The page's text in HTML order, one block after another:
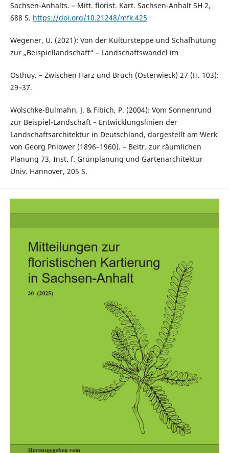
Sachsen-Anhalts. – Mitt. florist. Kart. Sachsen-Anhalt SH 2,
688 S. https://doi.org/10.21248/mfk.425
Wegener, U. (2021): Von der Kultursteppe und Schafhutung
zur „Beispiellandschaft“ – Landschaftswandel im
Osthuy. – Zwischen Harz und Bruch (Osterwieck) 27 (H. 103):
29–37.
Wolschke-Bulmahn, J. & Fibich, P. (2004): Vom Sonnenrund
zur Beispiel-Landschaft – Entwicklungslinien der
Landschaftsarchitektur in Deutschland, dargestellt am Werk
von Georg Pniower (1896–1960). – Beitr. zur räumlichen
Planung 73, Inst. f. Grünplanung und Gartenarchitektur
Univ. Hannover, 205 S.